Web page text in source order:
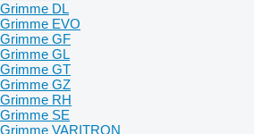
Grimme DL
Grimme EVO
Grimme GF
Grimme GL
Grimme GT
Grimme GZ
Grimme RH
Grimme SE
Grimme VARITRON